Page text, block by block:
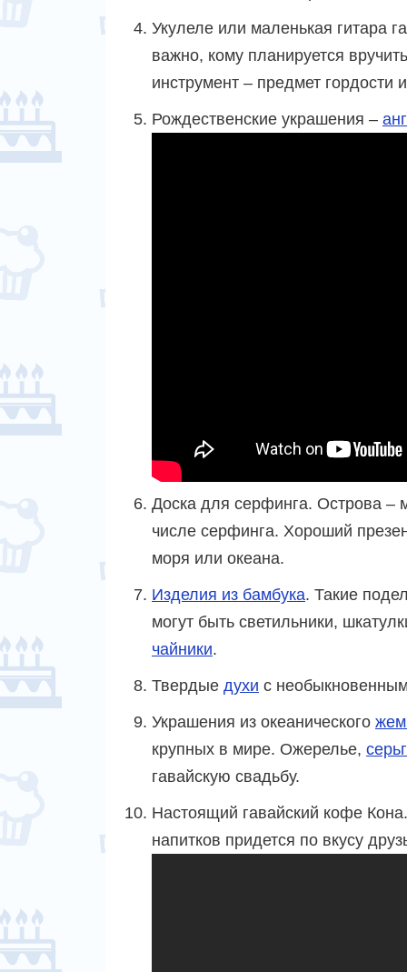
Укулеле или маленькая гитара
важно, кому планируется
инструмент – предмет
Рождественские украшения –
Доска для серфинга. Острова –
числе серфинга. Хороший
моря или океана.
Изделия из бамбука. Такие
могут быть светильники,
чайники.
Твердые духи с
Украшения из океанического
крупных в мире. Ожерелье,
гавайскую свадьбу.
Настоящий гавайский кофе
напитков придется по вкусу